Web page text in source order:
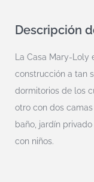
Descripción
La Casa Mary-
construcción a tan
dormitorios de los
otro con dos
baño, jardín
con niños.